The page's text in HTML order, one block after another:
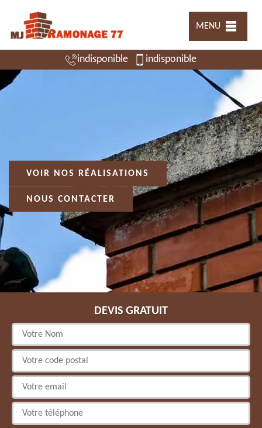
MENU
indisponible indisponible
VOIR NOS RÉALISATIONS
NOUS CONTACTER
DEVIS GRATUIT